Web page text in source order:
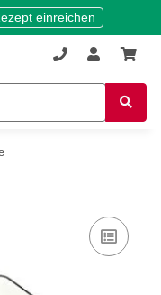
einreichen